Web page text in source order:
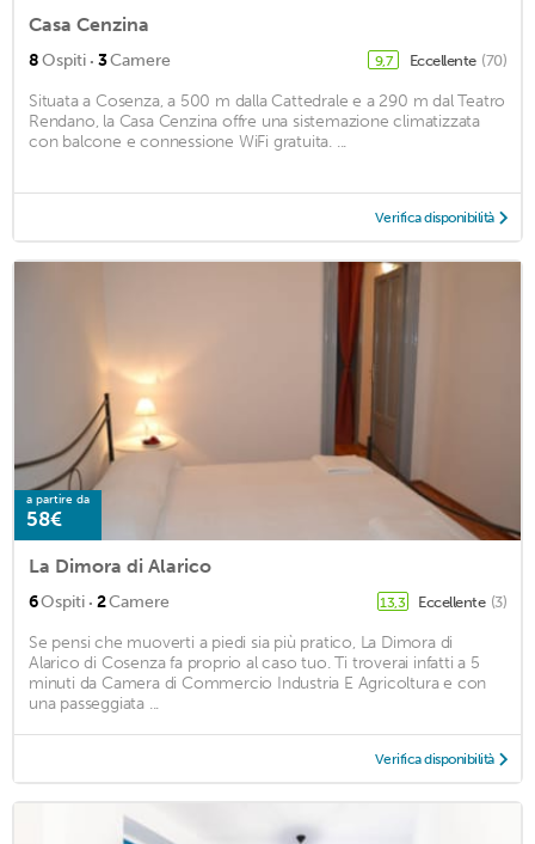
Casa Cenzina
8Ospiti · 3Camere 9,7 Eccellente (70)
Situata a Cosenza, a 500 m dalla Cattedrale e a 290 m dal Teatro
Rendano, la Casa Cenzina offre una sistemazione climatizzata
con balcone e connessione WiFi gratuita. ...
Verifica disponibilità
a partire da
58€
La Dimora di Alarico
6Ospiti · 2Camere 13,3 Eccellente (3)
Se pensi che muoverti a piedi sia più pratico, La Dimora di
Alarico di Cosenza fa proprio al caso tuo. Ti troverai infatti a 5
minuti da Camera di Commercio Industria E Agricoltura e con
una passeggiata ...
Verifica disponibilità